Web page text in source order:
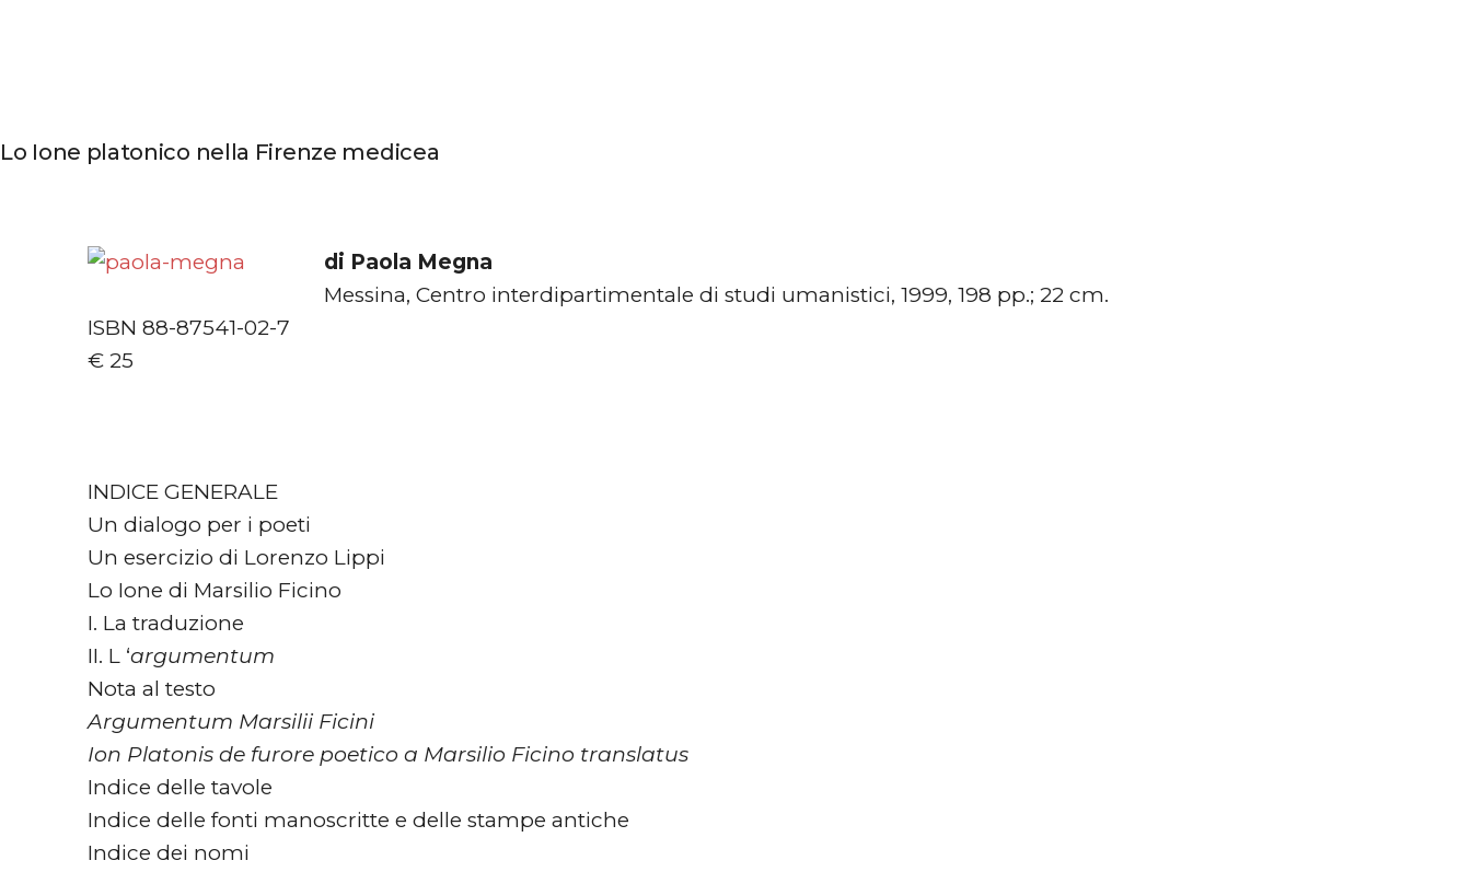
Lo Ione platonico nella Firenze medicea
di Paola Megna
Messina, Centro interdipartimentale di studi umanistici, 1999, 198 pp.; 22 cm.
ISBN 88-87541-02-7
€ 25
INDICE GENERALE
Un dialogo per i poeti
Un esercizio di Lorenzo Lippi
Lo Ione di Marsilio Ficino
I. La traduzione
II. L ‘argumentum
Nota al testo
Argumentum Marsilii Ficini
Ion Platonis de furore poetico a Marsilio Ficino translatus
Indice delle tavole
Indice delle fonti manoscritte e delle stampe antiche
Indice dei nomi